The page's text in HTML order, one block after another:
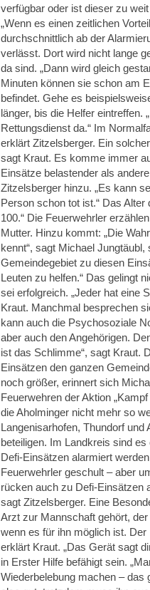
verfügbar oder ist dieser zu
„Wenn es einen zeitlichen
durchschnittlich ab der
verlässt. Dort wird nicht lange
da sind. „Dann wird gleich
Minuten können sie schon am
befindet. Gehe es
länger, bis die Helfer eintreffen.
Rettungsdienst da.“ Im
erklärt Zitzelsberger. Ein
sagt Kraut. Es komme immer
Einsätze belastender als
Zitzelsberger hinzu. „Es kann
Person schon tot ist.“ Das
100.“ Die Feuerwehrler
Mutter. Hinzu kommt: „Die
kennt“, sagt Michael
Gemeindegebiet zu diesen
Leuten zu helfen.“ Das gelingt
sei erfolgreich. „Jeder hat eine
Kraut. Manchmal besprechen
kann auch die Psychosoziale
aber auch den Angehörigen.
ist das Schlimme“, sagt Kraut.
Einsätzen den ganzen
noch größer, erinnert sich
Feuerwehren der Aktion
die Aholminger nicht mehr so
Langenisarhofen, Thundorf
beteiligen. Im Landkreis sind
Defi-Einsätzen alarmiert
Feuerwehrler geschult – aber
rücken auch zu Defi-Einsätzen
sagt Zitzelsberger. Eine
Arzt zur Mannschaft gehört,
wenn es für ihn möglich ist.
erklärt Kraut. „Das Gerät sagt
in Erster Hilfe befähigt sein.
Wiederbelebung machen – das